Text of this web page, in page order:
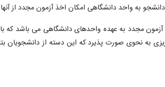
به واحد دانشگاهی امکان اخذ آزمون مجدد از
آزمون مجدد به عهده واحدهای دانشگاهی می باشد که
به نحوی صورت پذیرد که این دسته از دانشجویان